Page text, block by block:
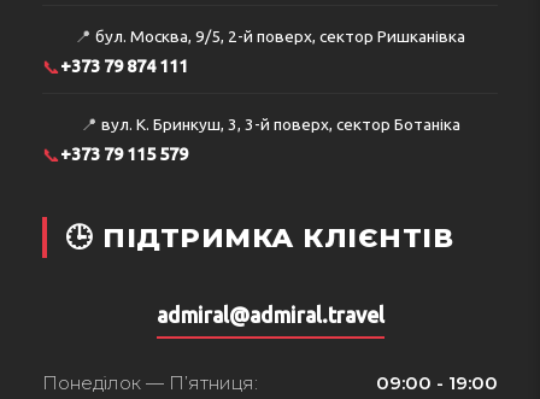
📍 бул. Москва, 9/5, 2-й поверх, сектор Ришканівка
📞+373 79 874 111
📍 вул. К. Бринкуш, 3, 3-й поверх, сектор Ботаніка
📞+373 79 115 579
🕒 ПІДТРИМКА КЛІЄНТІВ
admiral@admiral.travel
Понеділок — П’ятниця: 09:00 - 19:00